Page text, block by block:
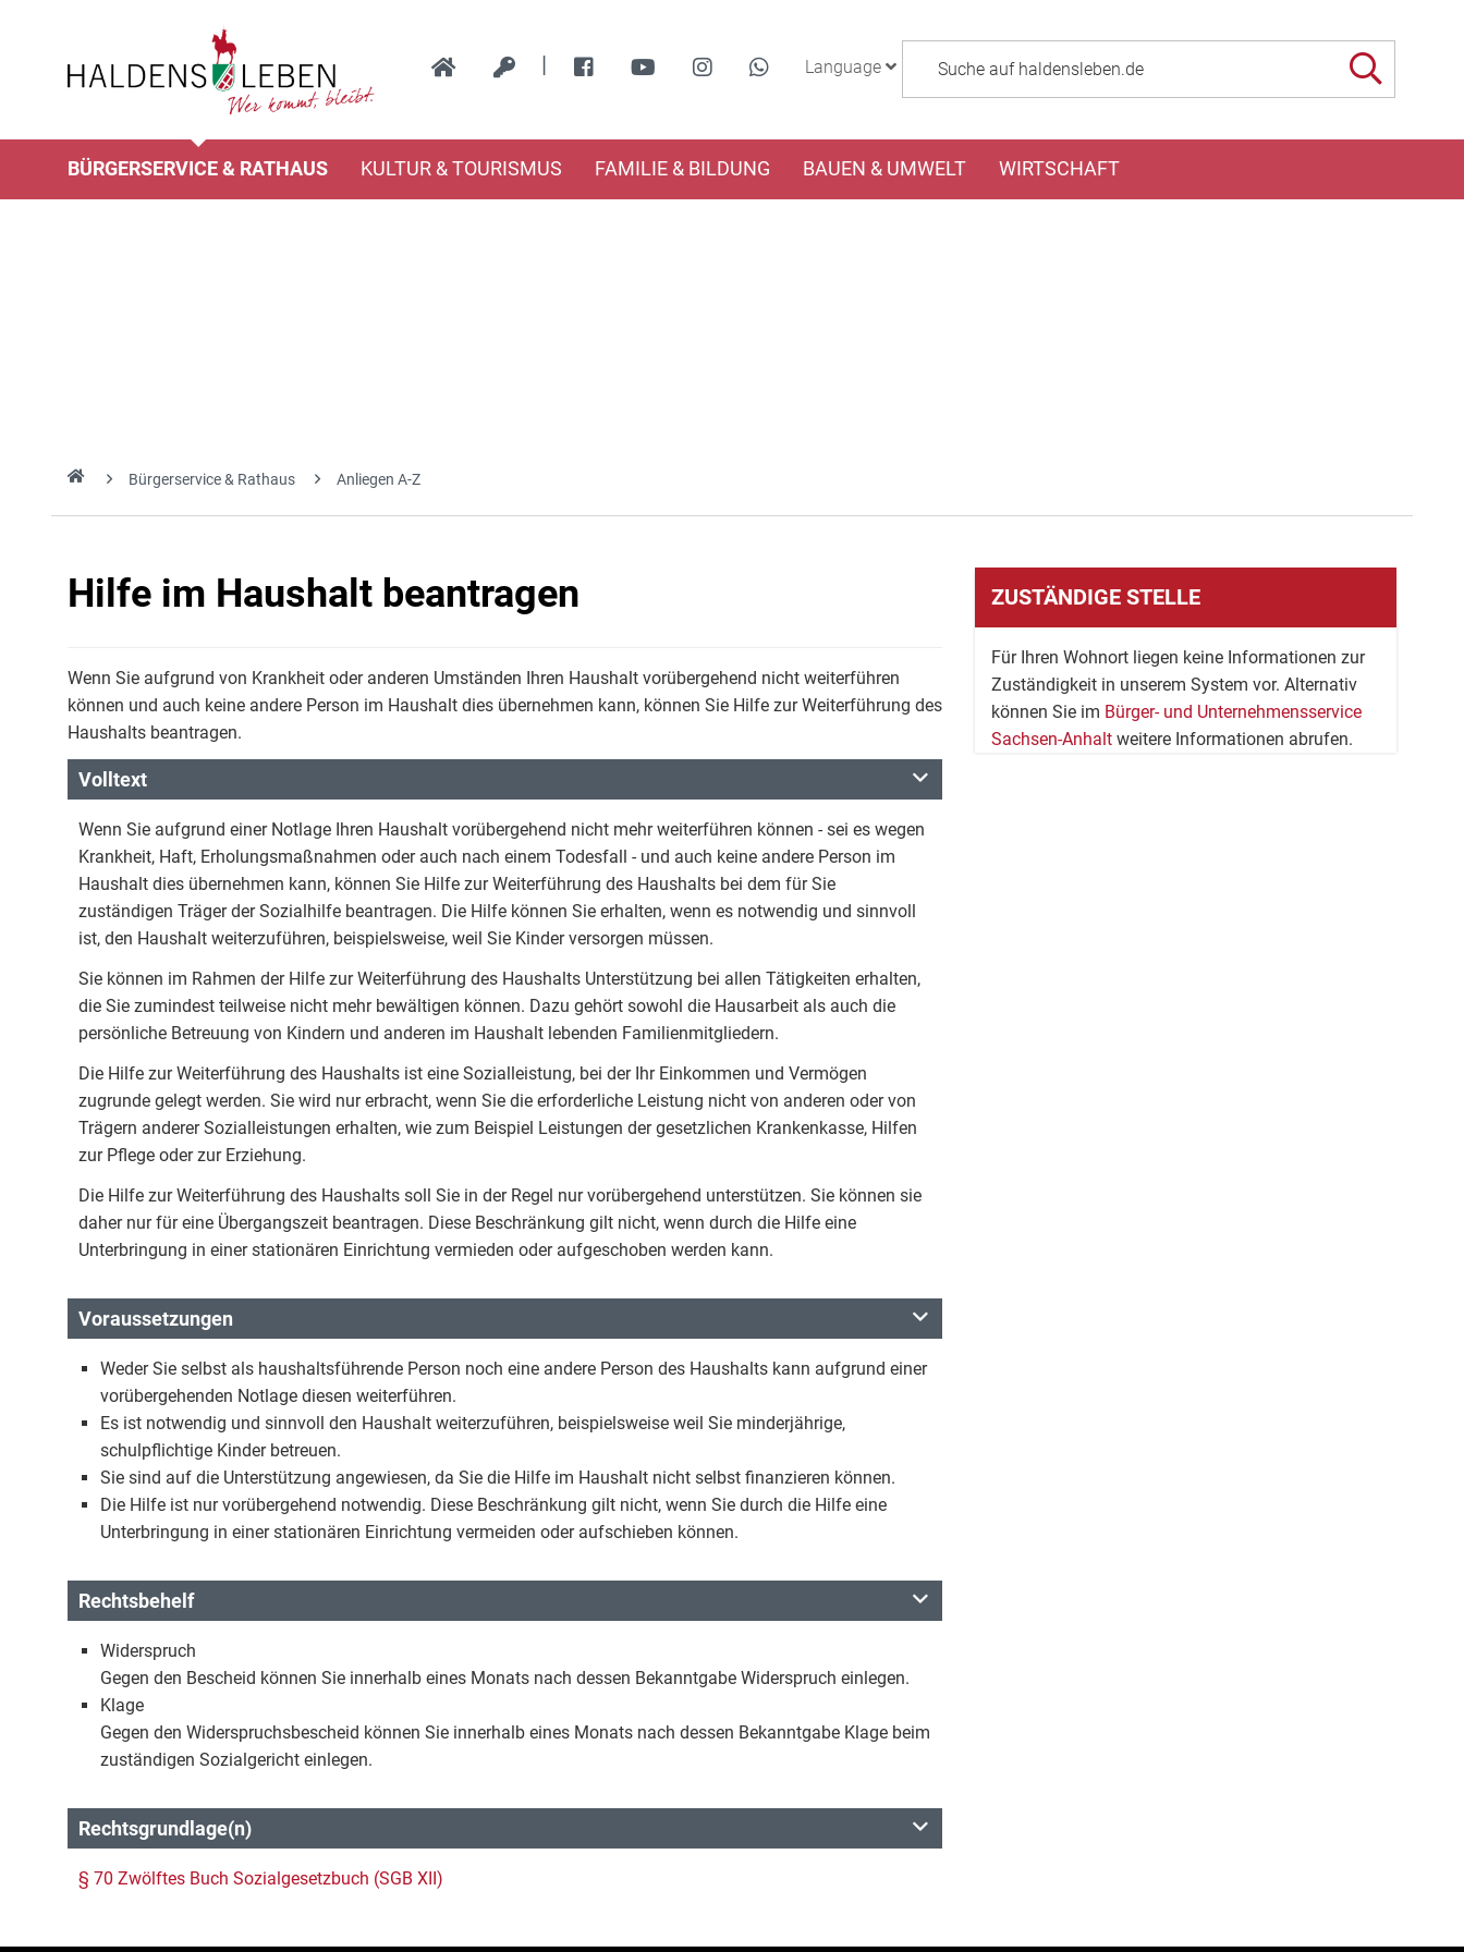
| Language
BÜRGERSERVICE & RATHAUS KULTUR & TOURISMUS FAMILIE & BILDUNG BAUEN & UMWELT WIRTSCHAFT
Bürgerservice & Rathaus Anliegen A-Z
Hilfe im Haushalt beantragen
Wenn Sie aufgrund von Krankheit oder anderen Umständen Ihren Haushalt vorübergehend nicht weiterführen
können und auch keine andere Person im Haushalt dies übernehmen kann, können Sie Hilfe zur Weiterführung des
Haushalts beantragen.
Volltext
Wenn Sie aufgrund einer Notlage Ihren Haushalt vorübergehend nicht mehr weiterführen können - sei es wegen
Krankheit, Haft, Erholungsmaßnahmen oder auch nach einem Todesfall - und auch keine andere Person im
Haushalt dies übernehmen kann, können Sie Hilfe zur Weiterführung des Haushalts bei dem für Sie
zuständigen Träger der Sozialhilfe beantragen. Die Hilfe können Sie erhalten, wenn es notwendig und sinnvoll
ist, den Haushalt weiterzuführen, beispielsweise, weil Sie Kinder versorgen müssen.
Sie können im Rahmen der Hilfe zur Weiterführung des Haushalts Unterstützung bei allen Tätigkeiten erhalten,
die Sie zumindest teilweise nicht mehr bewältigen können. Dazu gehört sowohl die Hausarbeit als auch die
persönliche Betreuung von Kindern und anderen im Haushalt lebenden Familienmitgliedern.
Die Hilfe zur Weiterführung des Haushalts ist eine Sozialleistung, bei der Ihr Einkommen und Vermögen
zugrunde gelegt werden. Sie wird nur erbracht, wenn Sie die erforderliche Leistung nicht von anderen oder von
Trägern anderer Sozialleistungen erhalten, wie zum Beispiel Leistungen der gesetzlichen Krankenkasse, Hilfen
zur Pflege oder zur Erziehung.
Die Hilfe zur Weiterführung des Haushalts soll Sie in der Regel nur vorübergehend unterstützen. Sie können sie
daher nur für eine Übergangszeit beantragen. Diese Beschränkung gilt nicht, wenn durch die Hilfe eine
Unterbringung in einer stationären Einrichtung vermieden oder aufgeschoben werden kann.
Voraussetzungen
Weder Sie selbst als haushaltsführende Person noch eine andere Person des Haushalts kann aufgrund einer
vorübergehenden Notlage diesen weiterführen.
Es ist notwendig und sinnvoll den Haushalt weiterzuführen, beispielsweise weil Sie minderjährige,
schulpflichtige Kinder betreuen.
Sie sind auf die Unterstützung angewiesen, da Sie die Hilfe im Haushalt nicht selbst finanzieren können.
Die Hilfe ist nur vorübergehend notwendig. Diese Beschränkung gilt nicht, wenn Sie durch die Hilfe eine
Unterbringung in einer stationären Einrichtung vermeiden oder aufschieben können.
Rechtsbehelf
Widerspruch
Gegen den Bescheid können Sie innerhalb eines Monats nach dessen Bekanntgabe Widerspruch einlegen.
Klage
Gegen den Widerspruchsbescheid können Sie innerhalb eines Monats nach dessen Bekanntgabe Klage beim
zuständigen Sozialgericht einlegen.
Rechtsgrundlage(n)
§ 70 Zwölftes Buch Sozialgesetzbuch (SGB XII)
ZUSTÄNDIGE STELLE
Für Ihren Wohnort liegen keine Informationen zur
Zuständigkeit in unserem System vor. Alternativ
können Sie im Bürger- und Unternehmensservice
Sachsen-Anhalt weitere Informationen abrufen.